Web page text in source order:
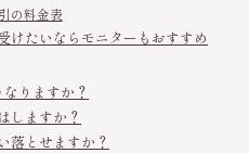
の料金表
けたいならモニターもおすすめ
りますか？
しますか？
落とせますか？